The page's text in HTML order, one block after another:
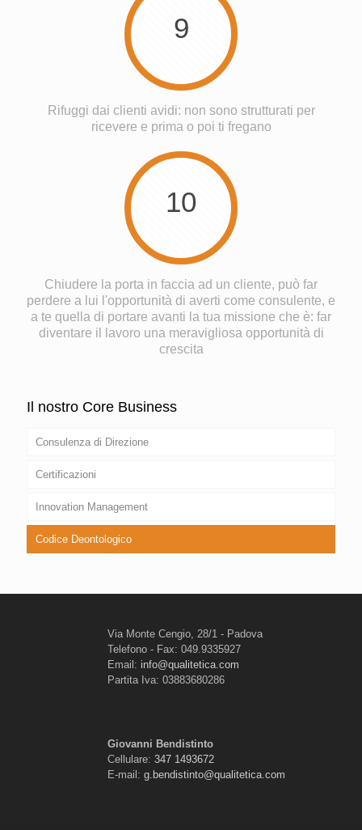
9
Rifuggi dai clienti avidi: non sono strutturati per
ricevere e prima o poi ti fregano
10
Chiudere la porta in faccia ad un cliente, può far
perdere a lui l'opportunità di averti come consulente, e
a te quella di portare avanti la tua missione che è: far
diventare il lavoro una meravigliosa opportunità di
crescita
Il nostro Core Business
Consulenza di Direzione
Certificazioni
Innovation Management
Codice Deontologico
Via Monte Cengio, 28/1 - Padova
Telefono - Fax: 049.9335927
Email: info@qualitetica.com
Partita Iva: 03883680286
Giovanni Bendistinto
Cellulare: 347 1493672
E-mail: g.bendistinto@qualitetica.com